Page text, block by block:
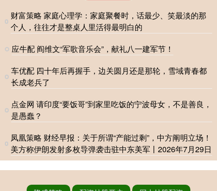
财富策略 家庭心理学：家庭聚餐时，话最少、笑最淡的那
个人，往往才是整桌人里活得最明白的
应牛配 阎维文“军歌音乐会”，献礼八一建军节！
车优配 四十年后再握手，边关圆月还是那轮，雪域青春都
长成老兵了
点金网 请印度“要饭哥”到家里吃饭的宁波母女，不是善良，
是愚蠢？
凤凰策略 财经早报：关于所谓“产能过剩”，中方阐明立场！
美方称伊朗发射多枚导弹袭击驻中东美军丨2026年7月29日